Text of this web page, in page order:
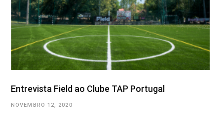
Entrevista Field ao Clube TAP Portugal
NOVEMBRO 12, 2020